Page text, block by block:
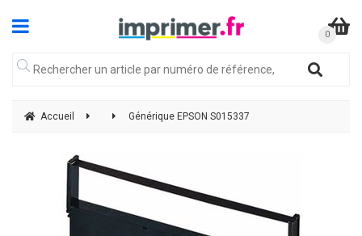
Accueil Générique EPSON S015337